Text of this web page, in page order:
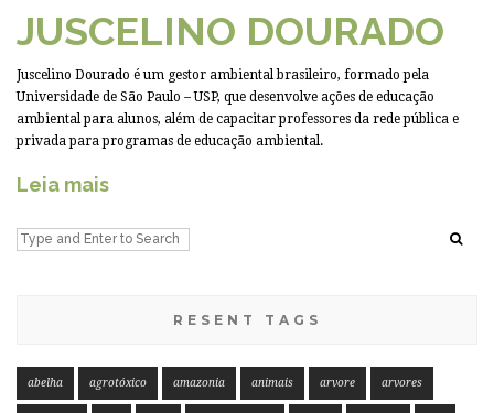
JUSCELINO DOURADO
Juscelino Dourado é um gestor ambiental brasileiro, formado pela
Universidade de São Paulo – USP, que desenvolve ações de educação
ambiental para alunos, além de capacitar professores da rede pública e
privada para programas de educação ambiental.
Leia mais
RESENT TAGS
abelha agrotóxico amazonia animais arvore arvores